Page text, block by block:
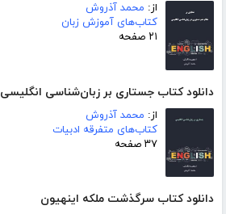
از: محمد آذروش
کتاب‌های آموزش زبان
۲۱ صفحه
دانلود کتاب جستاری بر زبان‌شناسی انگلیسی
از: محمد آذروش
کتاب‌های متفرقه ادبیات
۳۷ صفحه
دانلود کتاب سرگذشت ملکه اینهیون